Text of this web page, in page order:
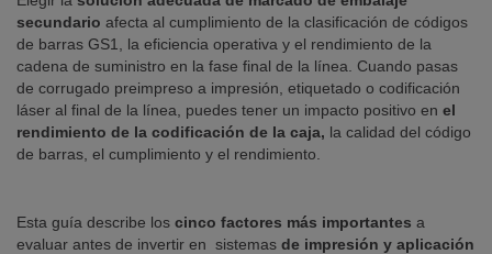
secundario afecta al cumplimiento de la clasificación de códigos
de barras GS1, la eficiencia operativa y el rendimiento de la
cadena de suministro en la fase final de la línea. Cuando pasas
de corrugado preimpreso a impresión, etiquetado o codificación
láser al final de la línea, puedes tener un impacto positivo en el
rendimiento de la codificación de la caja, la calidad del código
de barras, el cumplimiento y el rendimiento.
Esta guía describe los cinco factores más importantes a
evaluar antes de invertir en sistemas de impresión y aplicación